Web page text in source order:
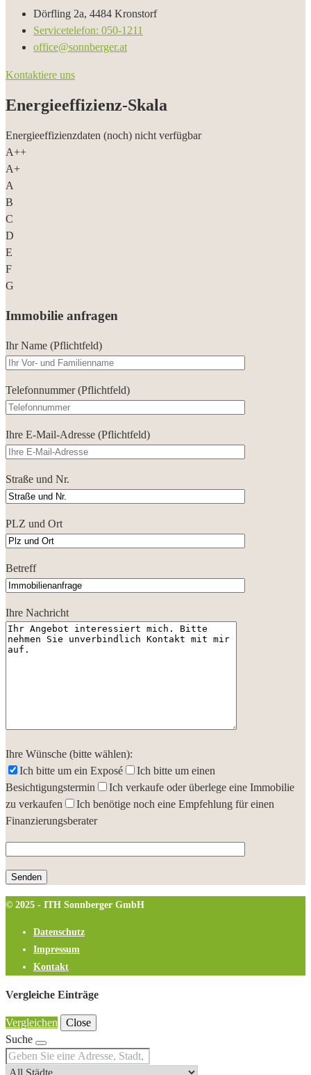
Dörfling 2a, 4484 Kronstorf
Servicetelefon: 050-1211
office@sonnberger.at
Kontaktiere uns
Energieeffizienz-Skala
Energieeffizienzdaten (noch) nicht verfügbar
A++
A+
A
B
C
D
E
F
G
Immobilie anfragen
Ihr Name (Pflichtfeld)
Telefonnummer (Pflichtfeld)
Ihre E-Mail-Adresse (Pflichtfeld)
Straße und Nr.
PLZ und Ort
Betreff
Ihre Nachricht
Ihre Wünsche (bitte wählen):
Ich bitte um ein Exposé
Ich bitte um einen
Besichtigungstermin
Ich verkaufe oder überlege eine Immobilie
zu verkaufen
Ich benötige noch eine Empfehlung für einen
Finanzierungsberater
© 2025 - ITH Sonnberger GmbH
Datenschutz
Impressum
Kontakt
Vergleiche Einträge
Vergleichen
Close
Suche